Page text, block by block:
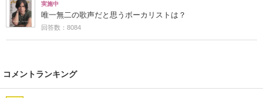
実施中
唯一無二の歌声だと思うボーカリストは？
回答数：8084
コメントランキング